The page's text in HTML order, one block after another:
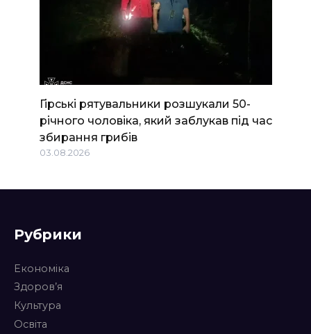
Гірські рятувальники розшукали 50-
річного чоловіка, який заблукав під час
збирання грибів
03.08.2026
Рубрики
Економіка
Здоров’я
Культура
Освіта